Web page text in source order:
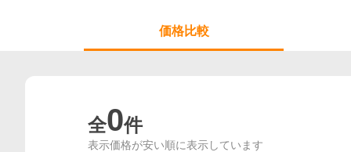
価格比較
全0件
表示価格が安い順に表示しています